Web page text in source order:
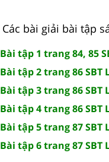
Các bài giải bài tập
Bài tập 1 trang 84, 85
Bài tập 2 trang 86 SBT
Bài tập 3 trang 86 SBT
Bài tập 4 trang 86 SBT
Bài tập 5 trang 87 SBT
Bài tập 6 trang 87 SBT